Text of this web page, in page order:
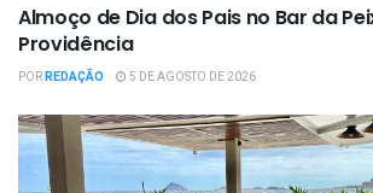
Almoço de Dia dos Pais no Bar da
Providência
PORREDAÇÃO 5 DE AGOSTO DE 2026